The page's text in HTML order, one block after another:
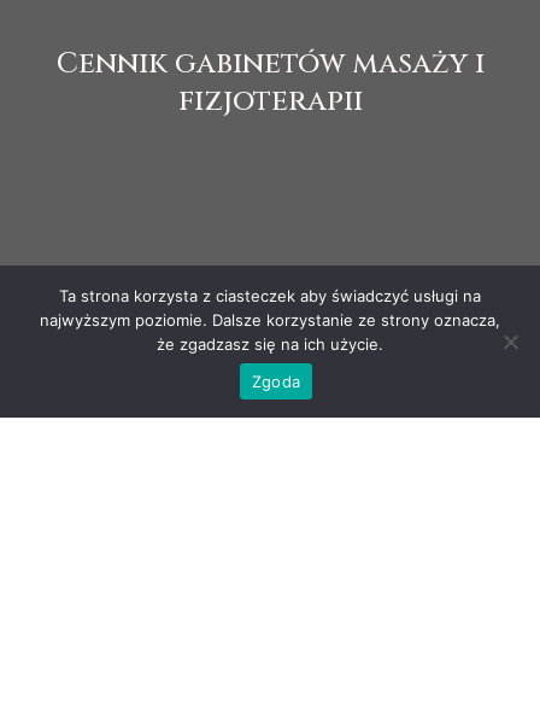
Cennik gabinetów masaży i
fizjoterapii
Ta strona korzysta z ciasteczek aby świadczyć usługi na
najwyższym poziomie. Dalsze korzystanie ze strony oznacza,
że zgadzasz się na ich użycie.
Zgoda